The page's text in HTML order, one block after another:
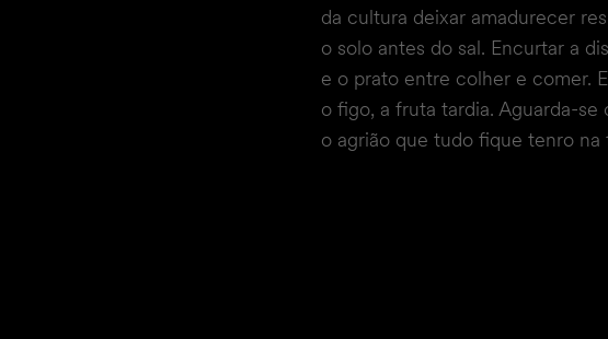
da cultura deixar amadurecer
o solo antes do sal. Encurtar a
e o prato entre colher e comer.
o figo, a fruta tardia. Aguarda-se
o agrião que tudo fique tenro na